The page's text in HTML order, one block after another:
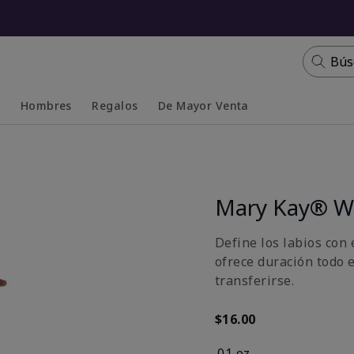
Hombres Regalos De Mayor Venta
Mary Kay®
Define los labios con
ofrece duración todo
transferirse.
$16.00